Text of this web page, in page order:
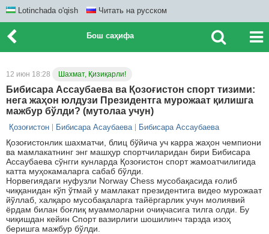
Lotinchada o'qish Читать на русском
Бош саҳифа
12 июн 18:28 Шахмат, Қизиқарли!
Бибисара Ассаубаева ва Қозоғистон спорт тизими:
нега жаҳон юлдузи Президентга мурожаат қилишга
мажбур бўлди? (мутолаа учун)
Қозоғистон Бибисара Асаубаева Бибисара Ассаубаева
Қозоғистонлик шахматчи, блиц бўйича уч карра жаҳон чемпиони
ва мамлакатнинг энг машҳур спортчиларидан бири Бибисара
Ассаубаева сўнгги кунларда Қозоғистон спорт жамоатчилигида
катта муҳокамаларга сабаб бўлди.
Норвегиядаги нуфузли Norway Chess мусобақасида ғолиб
чиққанидан кўп ўтмай у мамлакат президентига видео мурожаат
йўллаб, халқаро мусобақаларга тайёргарлик учун молиявий
ёрдам билан боғлиқ муаммоларни очиқчасига тилга олди. Бу
чиқишдан кейин Спорт вазирлиги шошилинч тарзда изоҳ
беришга мажбур бўлди.